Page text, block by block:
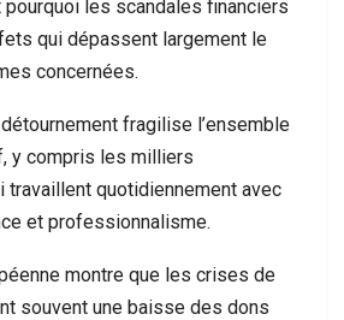
pourquoi les scandales financiers
qui dépassent largement le
concernées.
fragilise l’ensemble
y compris les milliers
travaillent quotidiennement avec
et professionnalisme.
montre que les crises de
souvent une baisse des dons